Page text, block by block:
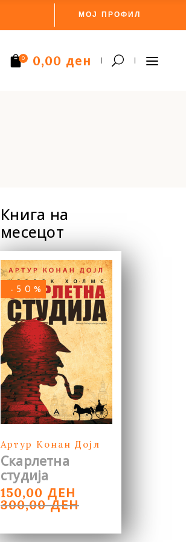
МОЈ ПРОФИЛ
0 0,00 ден
Книга на
месецот
-50%
Артур Конан Дојл
Скарлетна
студија
300,00ДЕН
ORIGINAL
PRICE
WAS:
150,00 ДЕН
CURRENT
PRICE
IS: